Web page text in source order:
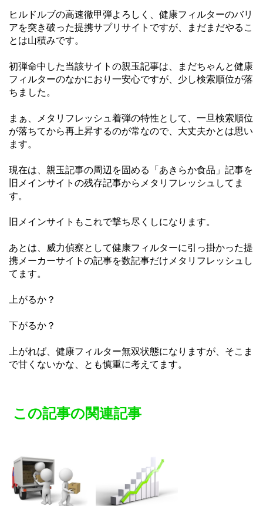
ヒルドルブの高速徹甲弾よろしく、健康フィルターのバリ
アを突き破った提携サプリサイトですが、まだまだやるこ
とは山積みです。
初弾命中した当該サイトの親玉記事は、まだちゃんと健康
フィルターのなかにおり一安心ですが、少し検索順位が落
ちました。
まぁ、メタリフレッシュ着弾の特性として、一旦検索順位
が落ちてから再上昇するのが常なので、大丈夫かとは思い
ます。
現在は、親玉記事の周辺を固める「あきらか食品」記事を
旧メインサイトの残存記事からメタリフレッシュしてま
す。
旧メインサイトもこれで撃ち尽くしになります。
あとは、威力偵察として健康フィルターに引っ掛かった提
携メーカーサイトの記事を数記事だけメタリフレッシュし
てます。
上がるか？
下がるか？
上がれば、健康フィルター無双状態になりますが、そこま
で甘くないかな、とも慎重に考えてます。
この記事の関連記事